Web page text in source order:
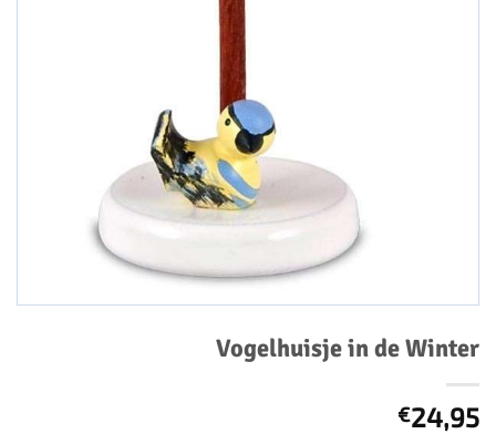
Vogelhuisje in de Winter
€24,95